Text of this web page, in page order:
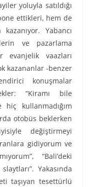
yoluyla satıldığı
ettikleri, hem de
Yabancı
ve pazarlama
evanjelik vaazları
kazananlar -benzer
konuşmalar
“Kiramı bile
kullanmadığım
otobüs beklerken
değiştirmeyi
gidiyorum ve
“Bali’deki
Yakasında
taşıyan tesettürlü